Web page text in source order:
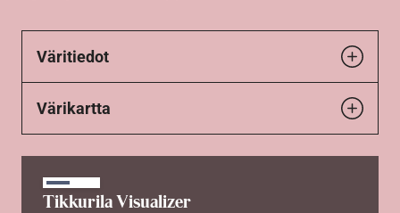
Väritiedot
Värikartta
Tikkurila Visualizer